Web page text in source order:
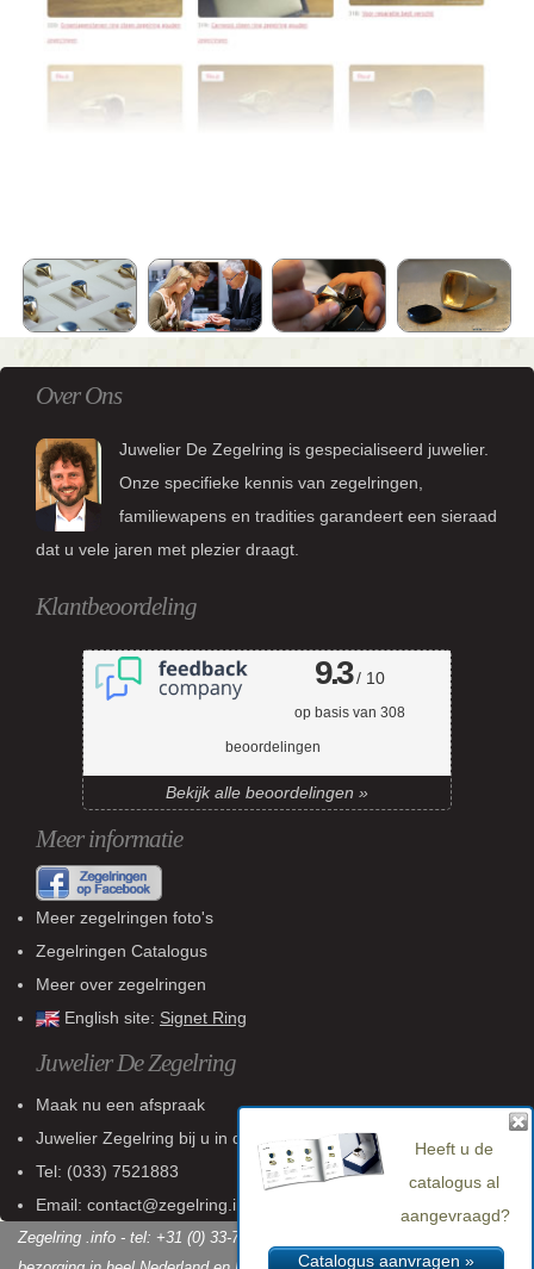
Over Ons
Juwelier De Zegelring is gespecialiseerd juwelier.
Onze specifieke kennis van zegelringen,
familiewapens en tradities garandeert een sieraad
dat u vele jaren met plezier draagt.
Klantbeoordeling
9.3/ 10
op basis van 308
beoordelingen
Bekijk alle beoordelingen »
Meer informatie
Meer zegelringen foto's
Zegelringen Catalogus
Meer over zegelringen
English site: Signet Ring
Juwelier De Zegelring
Maak nu een afspraak
Juwelier Zegelring bij u in de buurt
Tel: (033) 7521883
Email: contact@zegelring.info
Zegelring .info - tel: +31 (0) 33-7521883 - KvK: 60 802 618 - Gratis
Heeft u de
catalogus al
aangevraagd?
Catalogus aanvragen »